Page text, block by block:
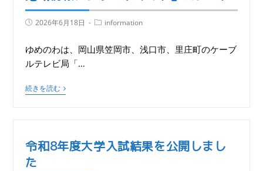
2026年6月18日 information
ゆめのわは、岡山県笠岡市、浅口市、里庄町のケーブ
ルテレビ局「…
続きを読む
令和8年度大学入試結果を公開しまし
た